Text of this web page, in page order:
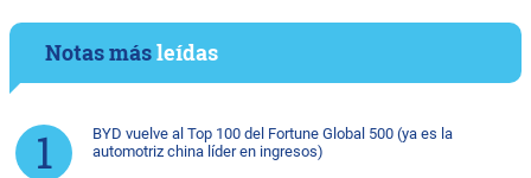
Notas másleídas
BYD vuelve al Top 100 del Fortune Global 500 (ya es la
automotriz china líder en ingresos)